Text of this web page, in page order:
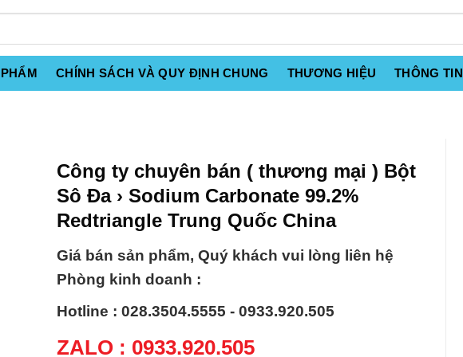
CHÍNH SÁCH VÀ QUY ĐỊNH CHUNG THƯƠNG HIỆU THÔNG TIN
Công ty chuyên bán ( thương mại ) Bột
Sô Đa › Sodium Carbonate 99.2%
Redtriangle Trung Quốc China
Giá bán sản phẩm, Quý khách vui lòng liên hệ
Phòng kinh doanh :
Hotline : 028.3504.5555 - 0933.920.505
ZALO : 0933.920.505